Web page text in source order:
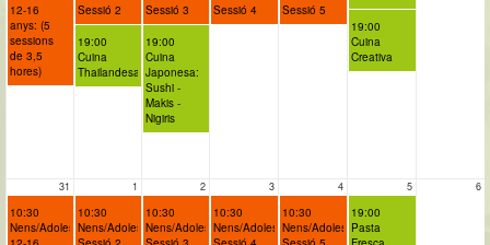
31 1 2 3 4 5 6
12-16
anys: (5
sessions
de 3,5
hores)
Sessió 2
Sessió 3
Sessió 4
Sessió 5
19:00
Cuina
Thailandesa
19:00
Cuina
Japonesa:
Sushi -
Makis -
Nigiris
19:00
Cuina
Creativa
10:30
Nens/Adolescents
10:30
Nens/Adolescents:
10:30
Nens/Adolescents:
10:30
Nens/Adolescents:
10:30
Nens/Adolescents:
19:00
Pasta